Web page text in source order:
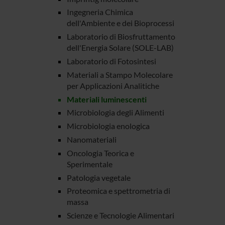
Ingegneria Chimica
dell'Ambiente e dei Bioprocessi
Laboratorio di Biosfruttamento
dell'Energia Solare (SOLE-LAB)
Laboratorio di Fotosintesi
Materiali a Stampo Molecolare
per Applicazioni Analitiche
Materiali luminescenti
Microbiologia degli Alimenti
Microbiologia enologica
Nanomateriali
Oncologia Teorica e
Sperimentale
Patologia vegetale
Proteomica e spettrometria di
massa
Scienze e Tecnologie Alimentari